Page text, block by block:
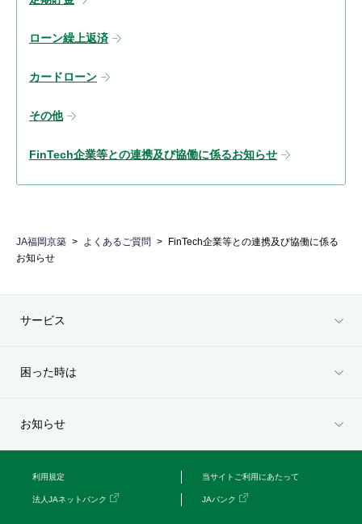
ローン繰上返済
カードローン
その他
FinTech企業等との連携及び協働に係るお知らせ
JA福岡京築 よくあるご質問
FinTech企業等との連携及び協働に係る
お知らせ
サービス
困った時は
お知らせ
利用規定 当サイトご利用にあたって
法人JAネットバンク JAバンク